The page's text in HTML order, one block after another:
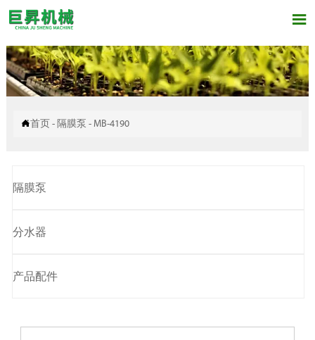

首页 - 隔膜泵 - MB-4190
隔膜泵
分水器
产品配件